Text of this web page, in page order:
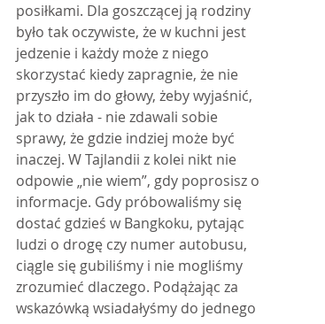
posiłkami. Dla goszczącej ją rodziny
było tak oczywiste, że w kuchni jest
jedzenie i każdy może z niego
skorzystać kiedy zapragnie, że nie
przyszło im do głowy, żeby wyjaśnić,
jak to działa - nie zdawali sobie
sprawy, że gdzie indziej może być
inaczej. W Tajlandii z kolei nikt nie
odpowie „nie wiem”, gdy poprosisz o
informacje. Gdy próbowaliśmy się
dostać gdzieś w Bangkoku, pytając
ludzi o drogę czy numer autobusu,
ciągle się gubiliśmy i nie mogliśmy
zrozumieć dlaczego. Podążając za
wskazówką wsiadałyśmy do jednego